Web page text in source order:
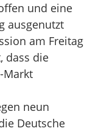
und eine
ausgenutzt
am Freitag
dass die
Markt
neun
Deutsche